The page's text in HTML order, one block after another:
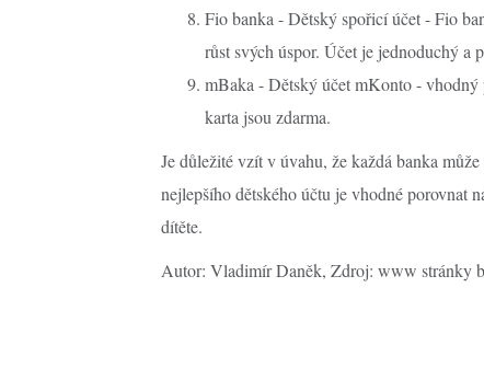
Fio banka - Dětský spořicí účet - Fio
růst svých úspor. Účet je jednoduchý a
mBaka - Dětský účet mKonto -
karta jsou zdarma.
Je důležité vzít v úvahu, že každá banka
nejlepšího dětského účtu je vhodné porovnat
dítěte.
Autor: Vladimír Daněk, Zdroj: www stránky